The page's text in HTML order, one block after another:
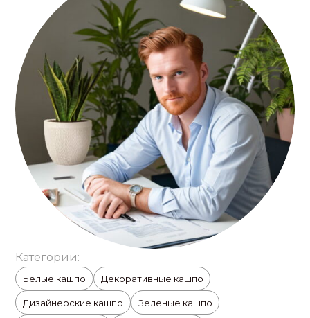
Категории:
Белые кашпо Декоративные кашпо
Дизайнерские кашпо Зеленые кашпо